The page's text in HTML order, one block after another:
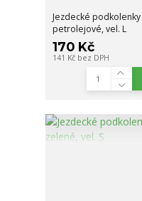
Jezdecké podkolenky
petrolejové, vel. L
170 Kč
141 Kč bez DPH